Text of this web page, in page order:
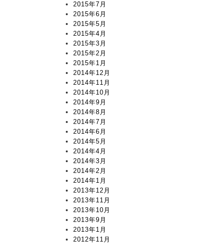
2015年7月
2015年6月
2015年5月
2015年4月
2015年3月
2015年2月
2015年1月
2014年12月
2014年11月
2014年10月
2014年9月
2014年8月
2014年7月
2014年6月
2014年5月
2014年4月
2014年3月
2014年2月
2014年1月
2013年12月
2013年11月
2013年10月
2013年9月
2013年1月
2012年11月